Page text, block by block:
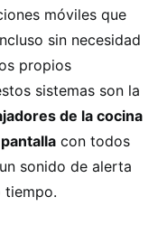
móviles que
sin necesidad
propios
sistemas son la
de la cocina
con todos
sonido de alerta
tiempo.